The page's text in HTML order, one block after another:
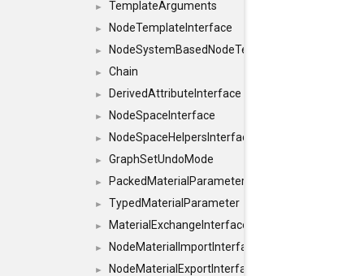
► TemplateArguments
► NodeTemplateInterface
► NodeSystemBasedNodeTemplateInterface
► Chain
► DerivedAttributeInterface
► NodeSpaceInterface
► NodeSpaceHelpersInterface
► GraphSetUndoMode
► PackedMaterialParameter
► TypedMaterialParameter
► MaterialExchangeInterface
► NodeMaterialImportInterface
► NodeMaterialExportInterface